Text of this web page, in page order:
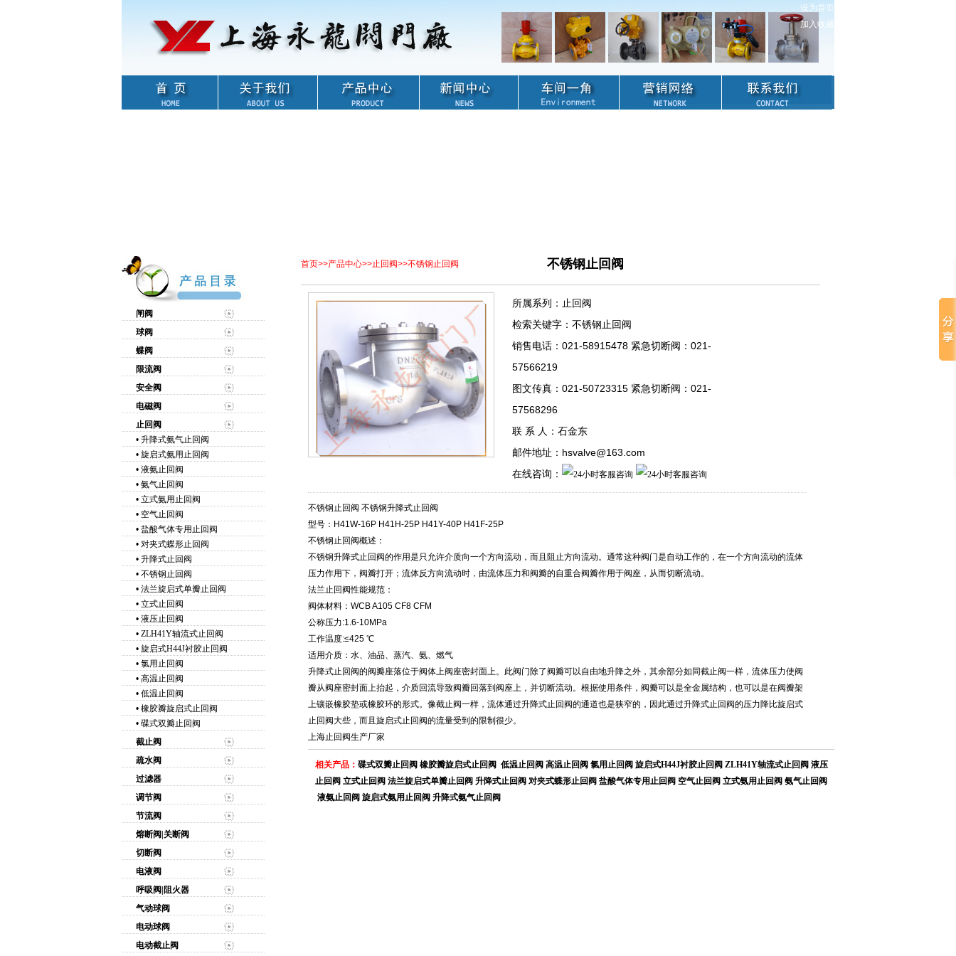
设为首页
加入收藏
闸阀
球阀
蝶阀
限流阀
安全阀
电磁阀
止回阀
• 升降式氨气止回阀
• 旋启式氨用止回阀
• 液氨止回阀
• 氨气止回阀
• 立式氨用止回阀
• 空气止回阀
• 盐酸气体专用止回阀
• 对夹式蝶形止回阀
• 升降式止回阀
• 不锈钢止回阀
• 法兰旋启式单瓣止回阀
• 立式止回阀
• 液压止回阀
• ZLH41Y轴流式止回阀
• 旋启式H44J衬胶止回阀
• 氯用止回阀
• 高温止回阀
• 低温止回阀
• 橡胶瓣旋启式止回阀
• 碟式双瓣止回阀
截止阀
疏水阀
过滤器
调节阀
节流阀
熔断阀|关断阀
切断阀
电液阀
呼吸阀|阻火器
气动球阀
电动球阀
电动截止阀
首页>>产品中心>>止回阀>>不锈钢止回阀 不锈钢止回阀
所属系列：止回阀
检索关键字：不锈钢止回阀
销售电话：021-58915478 紧急切断阀：021-
57566219
图文传真：021-50723315 紧急切断阀：021-
57568296
联 系 人：石金东
邮件地址：hsvalve@163.com
在线咨询：
不锈钢止回阀 不锈钢升降式止回阀
型号：H41W-16P H41H-25P H41Y-40P H41F-25P
不锈钢止回阀概述：
不锈钢升降式止回阀的作用是只允许介质向一个方向流动，而且阻止方向流动。通常这种阀门是自动工作的，在一个方向流动的流体
压力作用下，阀瓣打开；流体反方向流动时，由流体压力和阀瓣的自重合阀瓣作用于阀座，从而切断流动。
法兰止回阀性能规范：
阀体材料：WCB A105 CF8 CFM
公称压力:1.6-10MPa
工作温度:≤425 ℃
适用介质：水、油品、蒸汽、氨、燃气
升降式止回阀的阀瓣座落位于阀体上阀座密封面上。此阀门除了阀瓣可以自由地升降之外，其余部分如同截止阀一样，流体压力使阀
瓣从阀座密封面上抬起，介质回流导致阀瓣回落到阀座上，并切断流动。根据使用条件，阀瓣可以是全金属结构，也可以是在阀瓣架
上镶嵌橡胶垫或橡胶环的形式。像截止阀一样，流体通过升降式止回阀的通道也是狭窄的，因此通过升降式止回阀的压力降比旋启式
止回阀大些，而且旋启式止回阀的流量受到的限制很少。
上海止回阀生产厂家
相关产品： 碟式双瓣止回阀 橡胶瓣旋启式止回阀 低温止回阀 高温止回阀 氯用止回阀 旋启式H44J衬胶止回阀 ZLH41Y轴流式止回阀 液压
止回阀 立式止回阀 法兰旋启式单瓣止回阀 升降式止回阀 对夹式蝶形止回阀 盐酸气体专用止回阀 空气止回阀 立式氨用止回阀 氨气止回阀
液氨止回阀 旋启式氨用止回阀 升降式氨气止回阀